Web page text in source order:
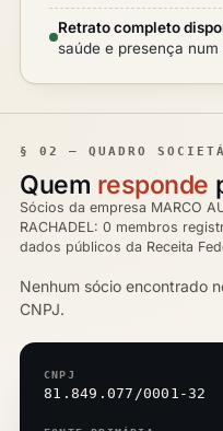
Retrato completo
saúde e presença num
§ 02 — QUADRO
Quem responde
Sócios da empresa MARCO
RACHADEL: 0 membros
dados públicos da Receita
Nenhum sócio encontrado
CNPJ.
CNPJ
81.849.077/0001-32